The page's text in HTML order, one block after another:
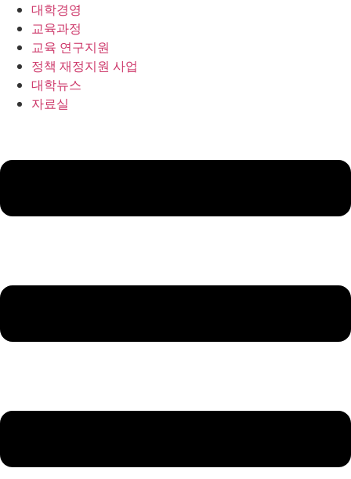
대학경영
교육과정
교육 연구지원
정책 재정지원 사업
대학뉴스
자료실